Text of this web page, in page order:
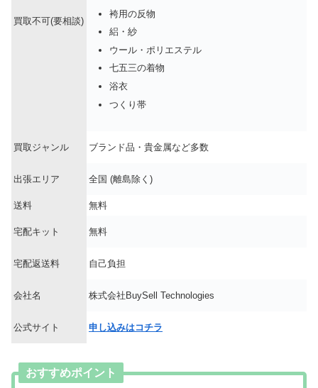
買取不可(要相談)
袴用の反物
絽・紗
ウール・ポリエステル
七五三の着物
浴衣
つくり帯
買取ジャンル ブランド品・貴金属など多数
出張エリア 全国 (離島除く)
送料 無料
宅配キット 無料
宅配返送料 自己負担
会社名 株式会社BuySell Technologies
公式サイト 申し込みはコチラ
おすすめポイント